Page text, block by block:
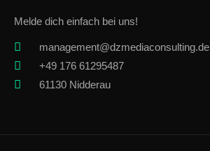
Melde dich einfach bei uns!
management@dzmediaconsulting.de
+49 176 61295487
61130 Nidderau